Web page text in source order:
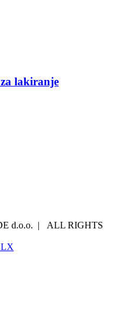
lakiranje
d.o.o. | ALL RIGHTS